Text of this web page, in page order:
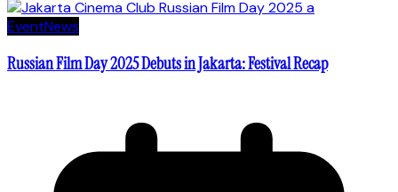
EventNews
Russian Film Day 2025 Debuts in Jakarta: Festival Recap